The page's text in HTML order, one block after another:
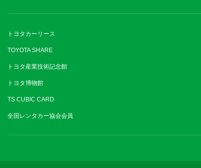
トヨタカーリース
TOYOTA SHARE
トヨタ産業技術記念館
トヨタ博物館
TS CUBIC CARD
全国レンタカー協会会員